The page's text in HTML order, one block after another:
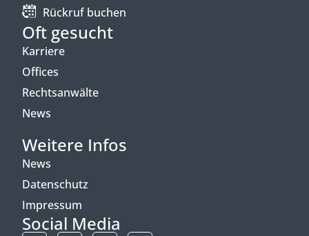
Rückruf buchen
Oft gesucht
Karriere
Offices
Rechtsanwälte
News
Weitere Infos
News
Datenschutz
Impressum
Social Media